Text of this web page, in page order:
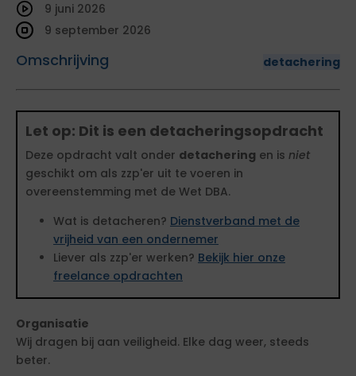
Omschrijving detachering
9 juni 2026
9 september 2026
Let op: Dit is een detacheringsopdracht
Deze opdracht valt onder detachering en is niet
geschikt om als zzp'er uit te voeren in
overeenstemming met de Wet DBA.
Wat is detacheren? Dienstverband met de
vrijheid van een ondernemer
Liever als zzp'er werken? Bekijk hier onze
freelance opdrachten
Organisatie
Wij dragen bij aan veiligheid. Elke dag weer, steeds
beter.